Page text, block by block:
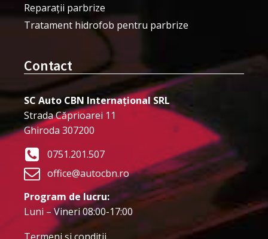
Reparații parbrize
Tratament hidrofob pentru parbrize
Contact
SC Auto CBN Internațional SRL
Strada Căprioarei 11
Ghiroda 307200
0751.201.507
office@autocbn.ro
Program de lucru:
Luni – Vineri 08:00-17:00